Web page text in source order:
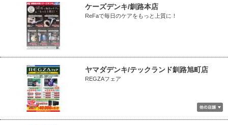
ケーズデンキ/釧路本店
ReFaで毎日のケアをもっと上質に！
ヤマダデンキ/テックランド釧路旭町店
REGZAフェア